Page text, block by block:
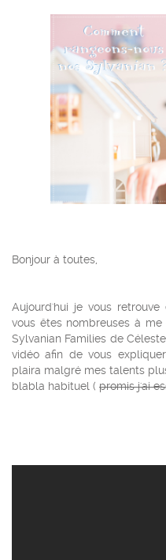
Bonjour à toutes,
Aujourd'hui je vous
vous êtes nombreuses à
Sylvanian Families de
vidéo afin de vous
plaira malgré mes talents
blabla habituel ( promis j'ai